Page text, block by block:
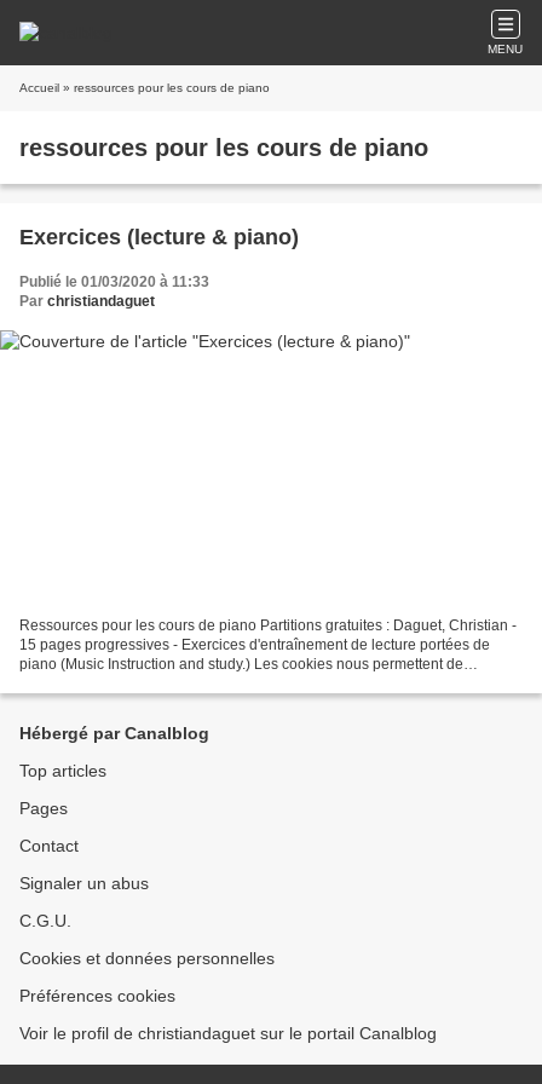
MENU
Accueil » ressources pour les cours de piano
ressources pour les cours de piano
Exercices (lecture & piano)
Publié le 01/03/2020 à 11:33
Par christiandaguet
Ressources pour les cours de piano Partitions gratuites : Daguet, Christian -
15 pages progressives - Exercices d'entraînement de lecture portées de
piano (Music Instruction and study.) Les cookies nous permettent de
Hébergé par Canalblog
Top articles
Pages
Contact
Signaler un abus
C.G.U.
Cookies et données personnelles
Préférences cookies
Voir le profil de christiandaguet sur le portail Canalblog